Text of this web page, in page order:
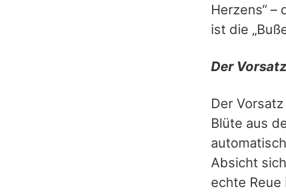
Herzens“
ist die
Der
Der
Blüte aus
Absicht
echte